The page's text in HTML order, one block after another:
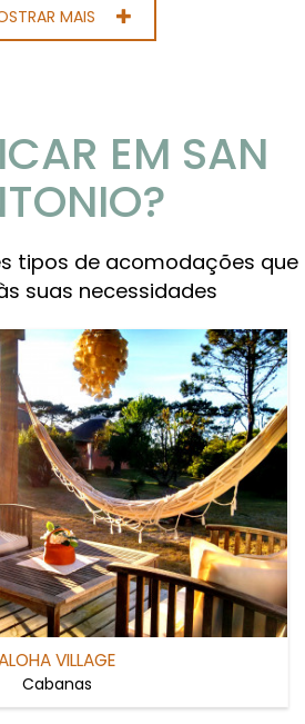
MAIS
EM SAN
tipos de acomodações que
suas necessidades
VILLAGE
Cabanas